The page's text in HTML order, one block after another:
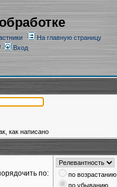
На главную страницу
Вход
как написано
по:
по возрастанию
по убыванию